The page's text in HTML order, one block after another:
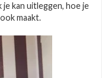
kan uitleggen, hoe je
maakt.